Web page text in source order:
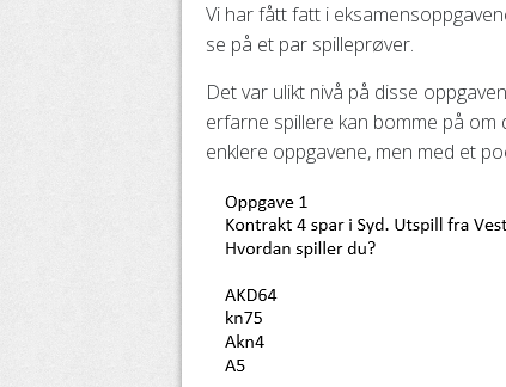
Vi har fått fatt i
se på et par spilleprøver.
Det var ulikt nivå på disse
erfarne spillere kan bomme på
enklere oppgavene, men med et